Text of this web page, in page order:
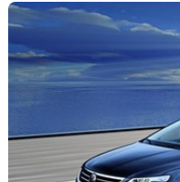
Electriques
Utilitaires
Flottes
Auto